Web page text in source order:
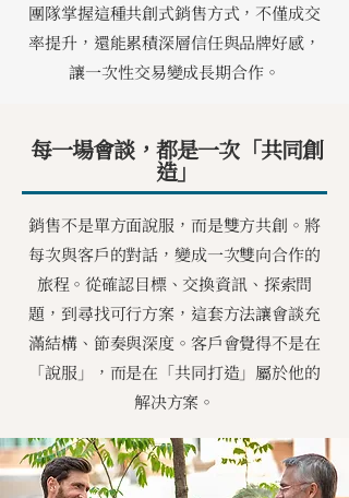
團隊掌握這種共創式銷售方式，不僅成交
率提升，還能累積深層信任與品牌好感，
讓一次性交易變成長期合作。
每一場會談，都是一次「共同創
造」
銷售不是單方面說服，而是雙方共創。將
每次與客戶的對話，變成一次雙向合作的
旅程。從確認目標、交換資訊、探索問
題，到尋找可行方案，這套方法讓會談充
滿結構、節奏與深度。客戶會覺得不是在
「說服」，而是在「共同打造」屬於他的
解决方案。